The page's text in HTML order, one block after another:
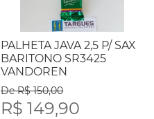
PALHETA JAVA 2,5 P/ SAX
BARITONO SR3425
VANDOREN
De R$ 150,00
R$ 149,90